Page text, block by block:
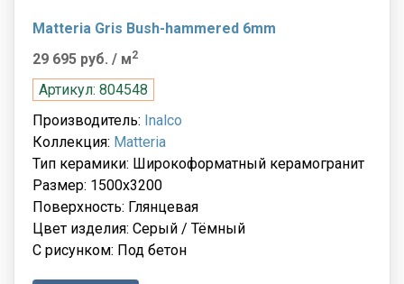
Matteria Gris Bush-hammered 6mm
29 695 руб. / м2
Артикул: 804548
Производитель: Inalco
Коллекция: Matteria
Тип керамики: Широкоформатный керамогранит
Размер: 1500x3200
Поверхность: Глянцевая
Цвет изделия: Серый / Тёмный
С рисунком: Под бетон